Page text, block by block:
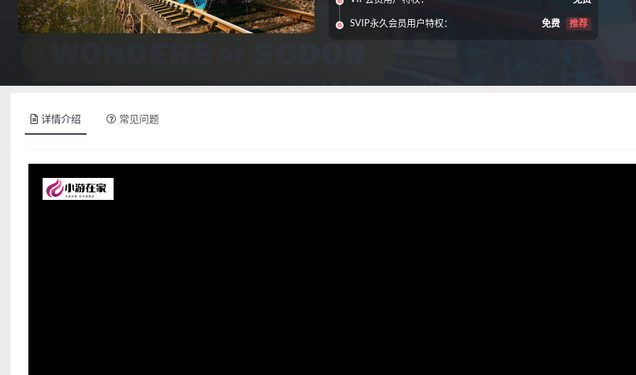
SVIP永久会员用户特权： 免费 推荐
详情介绍 常见问题